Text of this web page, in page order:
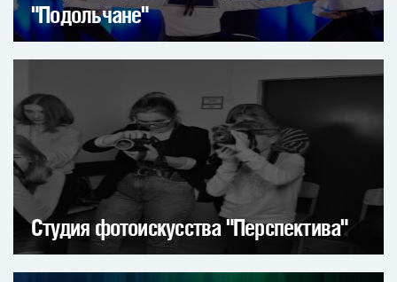
"Подольчане"
Студия фотоискусства "Перспектива"